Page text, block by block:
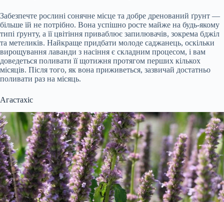
Забезпечте рослині сонячне місце та добре дренований ґрунт —
більше їй не потрібно. Вона успішно росте майже на будь-якому
типі ґрунту, а її цвітіння приваблює запилювачів, зокрема бджіл
та метеликів. Найкраще придбати молоде саджанець, оскільки
вирощування лаванди з насіння є складним процесом, і вам
доведеться поливати її щотижня протягом перших кількох
місяців. Після того, як вона приживеться, зазвичай достатньо
поливати раз на місяць.
Агастахіс